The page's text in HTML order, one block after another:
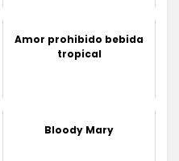
Amor prohibido bebida
tropical
Bloody Mary